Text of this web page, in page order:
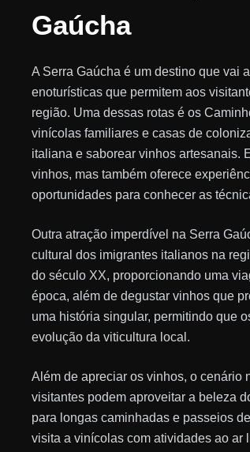
Gaúcha
A Serra Gaúcha é um destino que vai
enoturísticas que permitem aos
região. Uma dessas rotas é os
vinícolas familiares e casas de
italiana e saborear vinhos artesanais.
vinhos, mas também oferece
oportunidades para conhecer as
Outra atração imperdível na Serra
cultural dos imigrantes italianos na
do século XX, proporcionando uma
época, além de degustar vinhos que
uma história singular, permitindo que
evolução da viticultura local.
Além de apreciar os vinhos, o cenário
visitantes podem aproveitar a beleza
para longas caminhadas e passeios
visita a vinícolas com atividades ao ar